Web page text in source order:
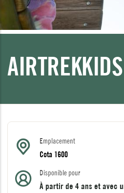
AIRTREKKIDS
Emplacement
Cota 1600
Disponible pour
À partir de 4 ans et avec